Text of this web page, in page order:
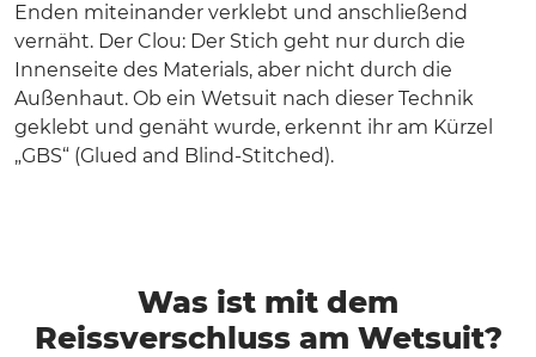
Enden miteinander verklebt und anschließend
vernäht. Der Clou: Der Stich geht nur durch die
Innenseite des Materials, aber nicht durch die
Außenhaut. Ob ein Wetsuit nach dieser Technik
geklebt und genäht wurde, erkennt ihr am Kürzel
„GBS“ (Glued and Blind-Stitched).
Was ist mit dem
Reissverschluss am Wetsuit?